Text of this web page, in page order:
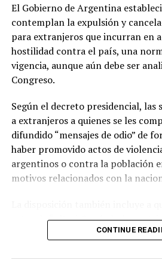
El Gobierno de Argentina
contemplan la expulsión y
para extranjeros que incurran en
hostilidad contra el país, una
vigencia, aunque aún debe ser
Congreso.
Según el decreto presidencial, las
a extranjeros a quienes se les
difundido “mensajes de odio” de
haber promovido actos de
argentinos o contra la población
motivos relacionados con la
actos de “ultraje” a símbolos
incentiven la realización de
CONTINUE